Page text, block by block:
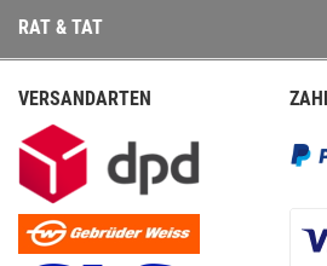
RAT & TAT
VERSANDARTEN